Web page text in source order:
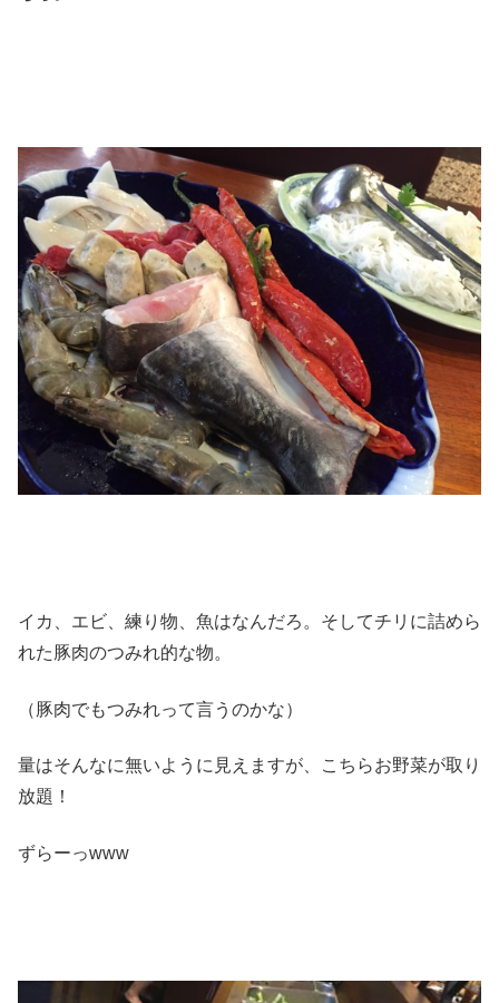
イカ、エビ、練り物、魚はなんだろ。そしてチリに詰めら
れた豚肉のつみれ的な物。
（豚肉でもつみれって言うのかな）
量はそんなに無いように見えますが、こちらお野菜が取り
放題！
ずらーっwww